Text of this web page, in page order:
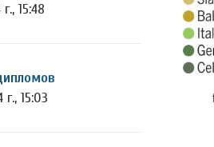
15:48
15:03